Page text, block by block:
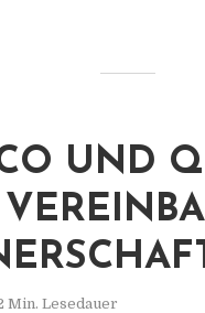
UND
Min. Lesedauer